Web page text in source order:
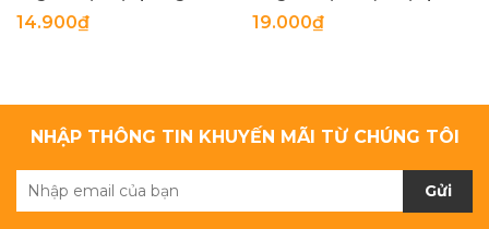
14.900₫ 19.000₫
NHẬP THÔNG TIN KHUYẾN MÃI TỪ CHÚNG TÔI
Gửi